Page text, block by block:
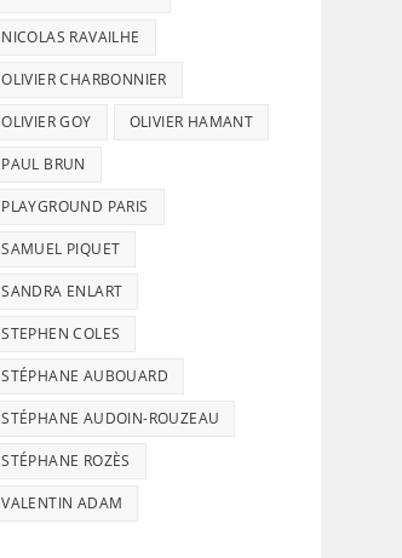
NICOLAS RAVAILHE
OLIVIER CHARBONNIER
OLIVIER GOY OLIVIER HAMANT
PAUL BRUN
PLAYGROUND PARIS
SAMUEL PIQUET
SANDRA ENLART
STEPHEN COLES
STÉPHANE AUBOUARD
STÉPHANE AUDOIN-ROUZEAU
STÉPHANE ROZÈS
VALENTIN ADAM